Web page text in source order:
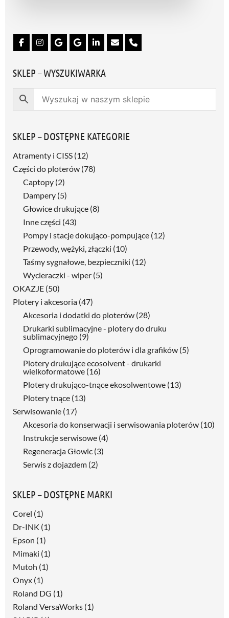
SKLEP – WYSZUKIWARKA
SKLEP – DOSTĘPNE KATEGORIE
Atramenty i CISS (12)
Części do ploterów (78)
Captopy (2)
Dampery (5)
Głowice drukujące (8)
Inne części (43)
Pompy i stacje dokująco-pompujące (12)
Przewody, wężyki, złączki (10)
Taśmy sygnałowe, bezpieczniki (12)
Wycieraczki - wiper (5)
OKAZJE (50)
Plotery i akcesoria (47)
Akcesoria i dodatki do ploterów (28)
Drukarki sublimacyjne - plotery do druku
sublimacyjnego (9)
Oprogramowanie do ploterów i dla grafików (5)
Plotery drukujące ecosolvent - drukarki
wielkoformatowe (16)
Plotery drukująco-tnące ekosolwentowe (13)
Plotery tnące (13)
Serwisowanie (17)
Akcesoria do konserwacji i serwisowania ploterów (10)
Instrukcje serwisowe (4)
Regeneracja Głowic (3)
Serwis z dojazdem (2)
SKLEP – DOSTĘPNE MARKI
Corel (1)
Dr-INK (1)
Epson (1)
Mimaki (1)
Mutoh (1)
Onyx (1)
Roland DG (1)
Roland VersaWorks (1)